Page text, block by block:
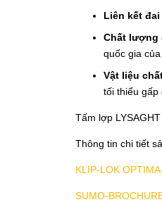
Liên kết đai
Chất lượng
quốc gia của
Vật liệu
tối thiểu gấp
Tấm lợp
Thông tin chi tiết
KLIP-LOK
SUMO-